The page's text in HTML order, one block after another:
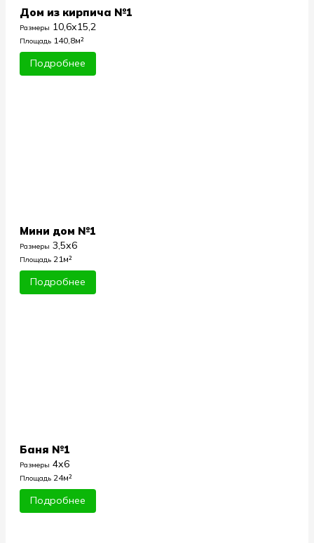
Дом из кирпича №1
Размеры 10,6х15,2
Площадь 140,8м²
Подробнее
Мини дом №1
Размеры 3,5х6
Площадь 21м²
Подробнее
Баня №1
Размеры 4х6
Площадь 24м²
Подробнее